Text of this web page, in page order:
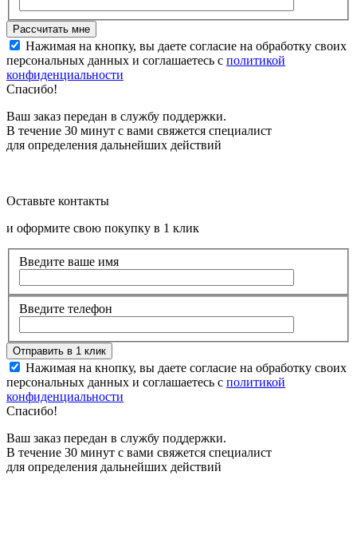
Нажимая на кнопку, вы даете согласие на обработку своих
персональных данных и соглашаетесь с политикой
конфиденциальности
Спасибо!
Ваш заказ передан в службу поддержки.
В течение 30 минут с вами свяжется специалист
для определения дальнейших действий
Оставьте контакты
и оформите свою покупку в 1 клик
Введите ваше имя
Введите телефон
Нажимая на кнопку, вы даете согласие на обработку своих
персональных данных и соглашаетесь с политикой
конфиденциальности
Спасибо!
Ваш заказ передан в службу поддержки.
В течение 30 минут с вами свяжется специалист
для определения дальнейших действий